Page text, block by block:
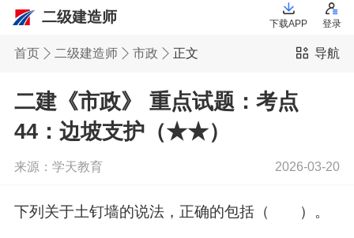
二级建造师 下载APP 登录
首页 二级建造师 市政 正文 导航
二建《市政》 重点试题：考点
44：边坡支护（★★）
来源：学天教育 2026-03-20
下列关于土钉墙的说法，正确的包括（ ）。